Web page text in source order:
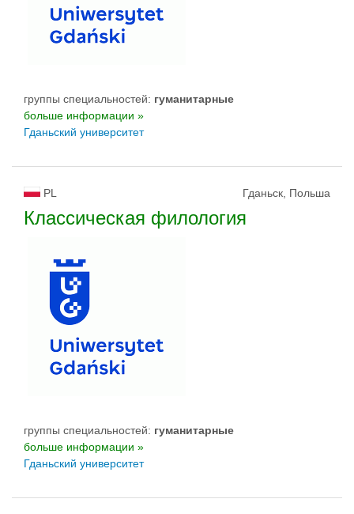
группы специальностей: гуманитарные
больше информации »
Гданьский университет
PL Гданьск, Польша
Классическая филология
группы специальностей: гуманитарные
больше информации »
Гданьский университет